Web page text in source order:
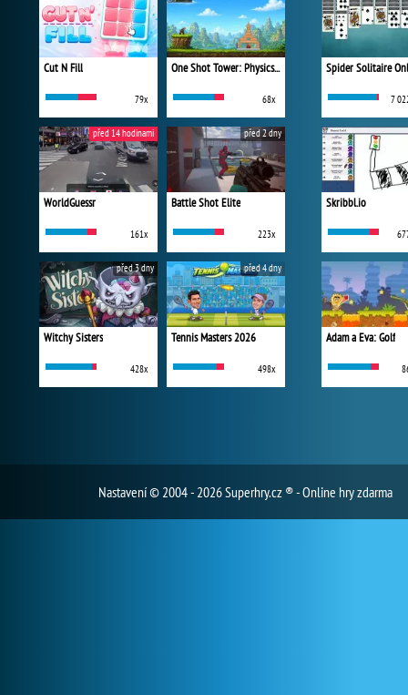
Cut N Fill
79x
One Shot Tower: Physics Destroyer
68x
WorldGuessr
161x
před 14 hodinami
Battle Shot Elite
223x
před 2 dny
Witchy Sisters
428x
před 3 dny
Tennis Masters 2026
498x
před 4 dny
Spider Solitaire
7
Skribbl.io
Adam a Eva: Golf
Nastavení© 2004 - 2026 Superhry.cz ® - Online hry zdarma